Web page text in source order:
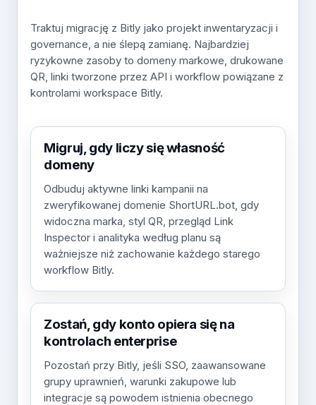
Traktuj migrację z Bitly jako projekt inwentaryzacji i
governance, a nie ślepą zamianę. Najbardziej
ryzykowne zasoby to domeny markowe, drukowane
QR, linki tworzone przez API i workflow powiązane z
kontrolami workspace Bitly.
Migruj, gdy liczy się własność
domeny
Odbuduj aktywne linki kampanii na
zweryfikowanej domenie ShortURL.bot, gdy
widoczna marka, styl QR, przegląd Link
Inspector i analityka według planu są
ważniejsze niż zachowanie każdego starego
workflow Bitly.
Zostań, gdy konto opiera się na
kontrolach enterprise
Pozostań przy Bitly, jeśli SSO, zaawansowane
grupy uprawnień, warunki zakupowe lub
integracje są powodem istnienia obecnego